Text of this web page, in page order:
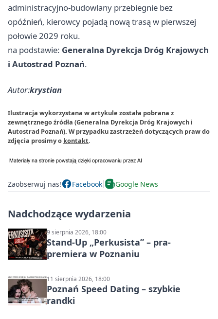
administracyjno-budowlany przebiegnie bez
opóźnień, kierowcy pojadą nową trasą w pierwszej
połowie 2029 roku.
na podstawie: Generalna Dyrekcja Dróg Krajowych
i Autostrad Poznań.
Autor:krystian
Ilustracja wykorzystana w artykule została pobrana z
zewnętrznego źródła (Generalna Dyrekcja Dróg Krajowych i
Autostrad Poznań). W przypadku zastrzeżeń dotyczących praw do
zdjęcia prosimy o kontakt.
Zaobserwuj nas! Facebook Google News
Nadchodzące wydarzenia
9 sierpnia 2026, 18:00
Stand-Up „Perkusista” – pra-
premiera w Poznaniu
11 sierpnia 2026, 18:00
Poznań Speed Dating – szybkie
randki